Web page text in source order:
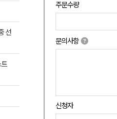
주문수량
문의사항
신청자
선
트